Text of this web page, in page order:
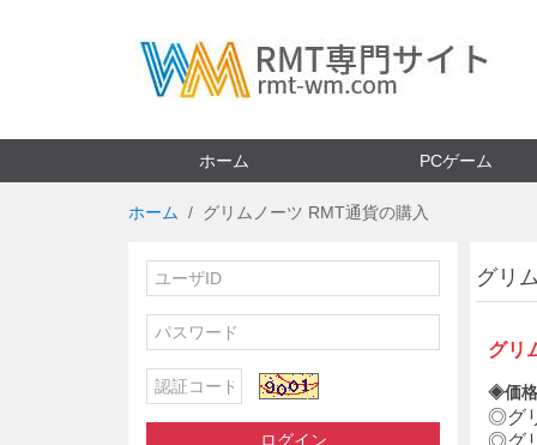
ホーム PCゲーム
ホーム グリムノーツ RMT通貨の購入
ログイン
グリ
グリ
◈価
◎グ
◎グ